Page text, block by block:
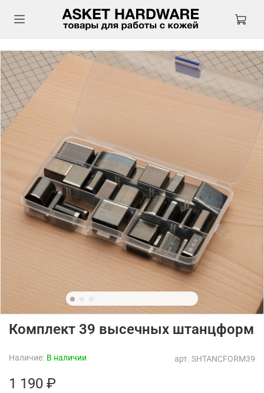
арт. SHTANCFORM39
Наличие: В наличии
Комплект 39 высечных штанцформ
1 190 ₽